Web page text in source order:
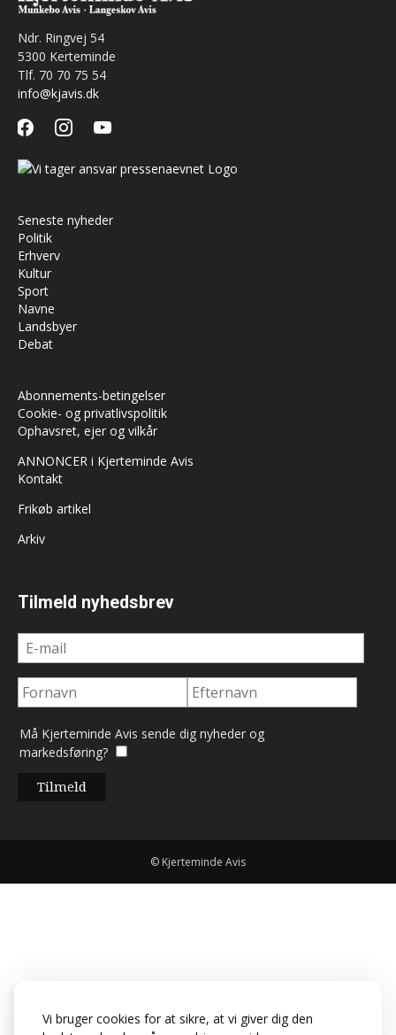
Vi bruger cookies for at sikre, at vi giver dig den
Ndr. Ringvej 54
5300 Kerteminde
Tlf. 70 70 75 54
info@kjavis.dk
facebookinstagramyoutube
Seneste nyheder
Politik
Erhverv
Kultur
Sport
Navne
Landsbyer
Debat
Abonnements-betingelser
Cookie- og privatlivspolitik
Ophavsret, ejer og vilkår
ANNONCER i Kjerteminde Avis
Kontakt
Frikøb artikel
Arkiv
Tilmeld nyhedsbrev
Må Kjerteminde Avis sende dig nyheder og
markedsføring?
© Kjerteminde Avis